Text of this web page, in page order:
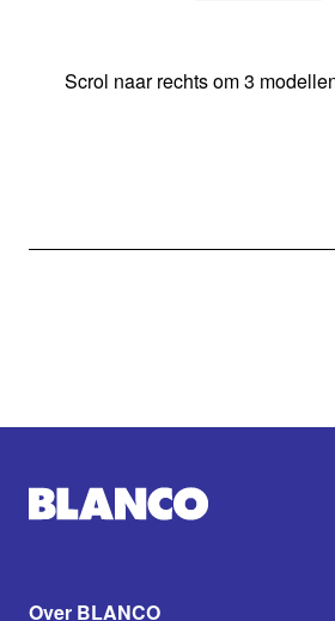
Scrol naar rechts om 3
Over BLANCO